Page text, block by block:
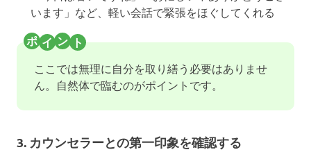
います」など、軽い会話で緊張をほぐしてくれる
ここでは無理に自分を取り繕う必要はありませ
ん。自然体で臨むのがポイントです。
3. カウンセラーとの第一印象を確認する